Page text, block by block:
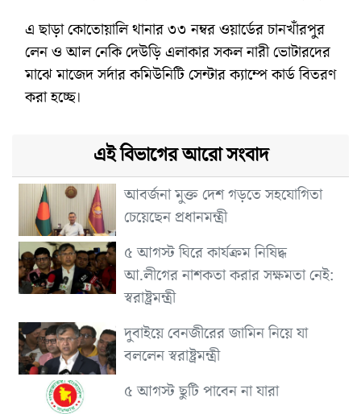
এ ছাড়া কোতোয়ালি থানার ৩৩ নম্বর ওয়ার্ডের চানখাঁরপুর
লেন ও আল নেকি দেউড়ি এলাকার সকল নারী ভোটারদের
মাঝে মাজেদ সর্দার কমিউনিটি সেন্টার ক্যাম্পে কার্ড বিতরণ
করা হচ্ছে।
এই বিভাগের আরো সংবাদ
আবর্জনা মুক্ত দেশ গড়তে সহযোগিতা
চেয়েছেন প্রধানমন্ত্রী
৫ আগস্ট ঘিরে কার্যক্রম নিষিদ্ধ
আ.লীগের নাশকতা করার সক্ষমতা নেই:
স্বরাষ্ট্রমন্ত্রী
দুবাইয়ে বেনজীরের জামিন নিয়ে যা
বললেন স্বরাষ্ট্রমন্ত্রী
৫ আগস্ট ছুটি পাবেন না যারা